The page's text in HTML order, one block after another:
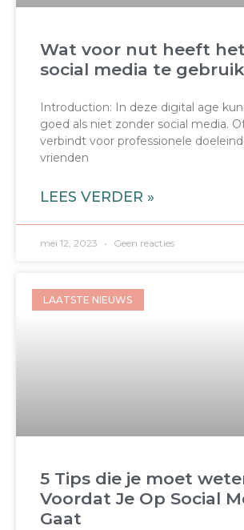
Wat voor nut heeft
social media te
Introduction: In deze digital age
goed als niet zonder social media.
verbindt voor professionele
vrienden
LEES VERDER »
mei 12, 2023 Geen reacties
LAATSTE NIEUWS
5 Tips die je moet
Voordat Je Op Social
Gaat